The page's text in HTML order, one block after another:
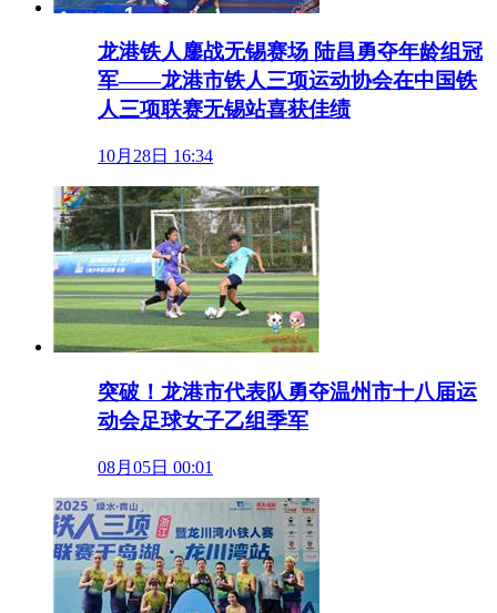
龙港铁人鏖战无锡赛场 陆昌勇夺年龄组冠
军——龙港市铁人三项运动协会在中国铁
人三项联赛无锡站喜获佳绩
10月28日 16:34
突破！龙港市代表队勇夺温州市十八届运
动会足球女子乙组季军
08月05日 00:01